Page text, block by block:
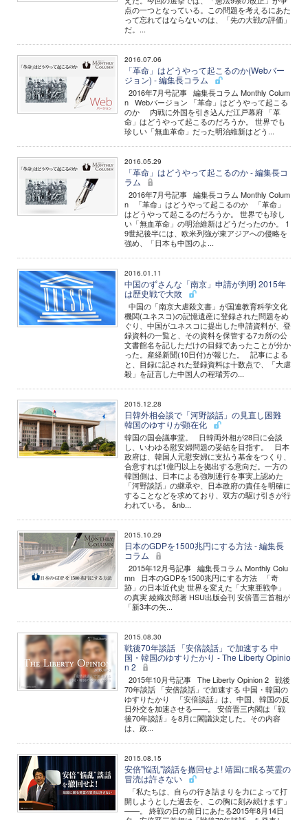
点の一つとなっている。この問題を考えるにあた
って忘れてはならないのは、「先の大戦の評価」
だ。...
2016.07.06
「革命」はどうやって起こるのか(Webバー
ジョン) - 編集長コラム
2016年7月号記事 編集長コラム Monthly Colum
n Webバージョン 「革命」はどうやって起こる
のか 内戦に外国を引き込んだ江戸幕府 「革
命」はどうやって起こるのだろうか。 世界でも
珍しい「無血革命」だった明治維新はどう...
2016.05.29
「革命」はどうやって起こるのか - 編集長コ
ラム
2016年7月号記事 編集長コラム Monthly Colum
n 「革命」はどうやって起こるのか 「革命」
はどうやって起こるのだろうか。 世界でも珍し
い「無血革命」の明治維新はどうだったのか。 1
9世紀後半には、欧米列強が東アジアへの侵略を
強め、「日本も中国のよ...
2016.01.11
中国のずさんな「南京」申請が判明 2015年
は歴史戦で大敗
中国の「南京大虐殺文書」が国連教育科学文化
機関(ユネスコ)の記憶遺産に登録された問題をめ
ぐり、中国がユネスコに提出した申請資料が、登
録資料の一覧と、その資料を保管する7カ所の公
文書館名を記しただけの目録であったことが分か
った。産経新聞(10日付)が報じた。 記事による
と、目録に記された登録資料は十数点で、「大虐
殺」を証言した中国人の程瑞芳の...
2015.12.28
日韓外相会談で「河野談話」の見直し困難
韓国のゆすりが顕在化
韓国の国会議事堂。 日韓両外相が28日に会談
し、いわゆる慰安婦問題の妥結を目指す。 日本
政府は、韓国人元慰安婦に支払う基金をつくり、
合意すれば1億円以上を拠出する意向だ。一方の
韓国側は、日本による強制連行を事実上認めた
「河野談話」の継承や、日本政府の責任を明確に
することなどを求めており、双方の駆け引きが行
われている。 &nb...
2015.10.29
日本のGDPを1500兆円にする方法 - 編集長
コラム
2015年12月号記事 編集長コラム Monthly Colu
mn 日本のGDPを1500兆円にする方法 「奇
跡」の日本近代史 世界を変えた「大東亜戦争」
の真実 綾織次郎著 HSU出版会刊 安倍晋三首相が
「新3本の矢...
2015.08.30
戦後70年談話 「安倍談話」で加速する 中
国・韓国のゆすりたかり - The Liberty Opinio
n 2
2015年10月号記事 The Liberty Opinion 2 戦後
70年談話 「安倍談話」で加速する 中国・韓国の
ゆすりたかり 「安倍談話」は、中国、韓国の反
日外交を加速させる――。 安倍晋三内閣は「戦
後70年談話」を8月に閣議決定した。その内容
は、政...
2015.08.15
安倍"悩乱"談話を撤回せよ! 靖国に眠る英霊の
冒涜は許さない
「私たちは、自らの行き詰まりを力によって打
開しようとした過去を、この胸に刻み続けます」
――。 終戦の日の前日にあたる2015年8月14日